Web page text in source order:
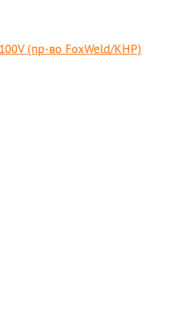
(пр-во FoxWeld/КНР)